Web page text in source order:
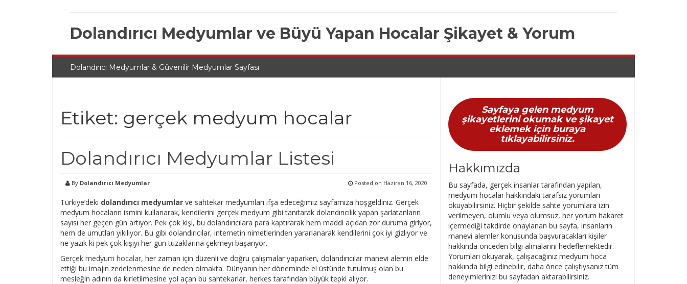
Dolandırıcı Medyumlar ve Büyü Yapan Hocalar Şikayet & Yorum
Dolandırıcı Medyumlar & Güvenilir Medyumlar Sayfası
Etiket: gerçek medyum hocalar
Dolandırıcı Medyumlar Listesi
By Dolandırıcı Medyumlar Posted on Haziran 16, 2020
Türkiye’deki dolandırıcı medyumlar ve sahtekar medyumları ifşa edeceğimiz sayfamıza hoşgeldiniz. Gerçek
medyum hocaların ismini kullanarak, kendilerini gerçek medyum gibi tanıtarak dolandırıcılık yapan şarlatanların
sayısı her geçen gün artıyor. Pek çok kişi, bu dolandırıcılara para kaptırarak hem maddi açıdan zor duruma giriyor,
hem de umutları yıkılıyor. Bu gibi dolandırıcılar, internetin nimetlerinden yararlanarak kendilerini çok iyi gizliyor ve
ne yazık ki pek çok kişiyi her gün tuzaklarına çekmeyi başarıyor.
Gerçek medyum hocalar, her zaman için düzenli ve doğru çalışmalar yaparken, dolandırıcılar manevi alemin elde
ettiği bu imajın zedelenmesine de neden olmakta. Dünyanın her döneminde el üstünde tutulmuş olan bu
mesleğin adının da kirletilmesine yol açan bu sahtekarlar, herkes tarafından büyük tepki alıyor.
Sayfaya gelen medyum
şikayetlerini okumak ve şikayet
eklemek için buraya
tıklayabilirsiniz.
Hakkımızda
Bu sayfada, gerçek insanlar tarafından yapılan,
medyum hocalar hakkındaki tarafsız yorumları
okuyabilirsiniz. Hiçbir şekilde sahte yorumlara izin
verilmeyen, olumlu veya olumsuz, her yorum hakaret
içermediği takdirde onaylanan bu sayfa, insanların
manevi alemler konusunda başvuracakları kişiler
hakkında önceden bilgi almalarını hedeflemektedir.
Yorumları okuyarak, çalışacağınız medyum hoca
hakkında bilgi edinebilir, daha önce çalıştıysanız tüm
deneyimlerinizi bu sayfadan aktarabilirsiniz.